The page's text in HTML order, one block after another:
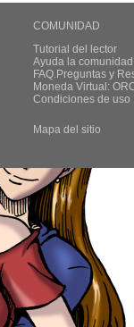
COMUNIDAD
Tutorial del lector
Ayuda la
FAQ.Preguntas y
Moneda Virtual:
Condiciones de uso
Mapa del sitio